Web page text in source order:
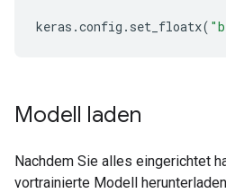
keras .config . set_floatx(
Modell laden
Nachdem Sie alles eingerichtet
vortrainierte Modell